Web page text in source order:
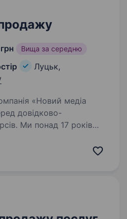
Вища за середню
Луцьк,
довідково-
Ми понад 17 років
8000+ постійних